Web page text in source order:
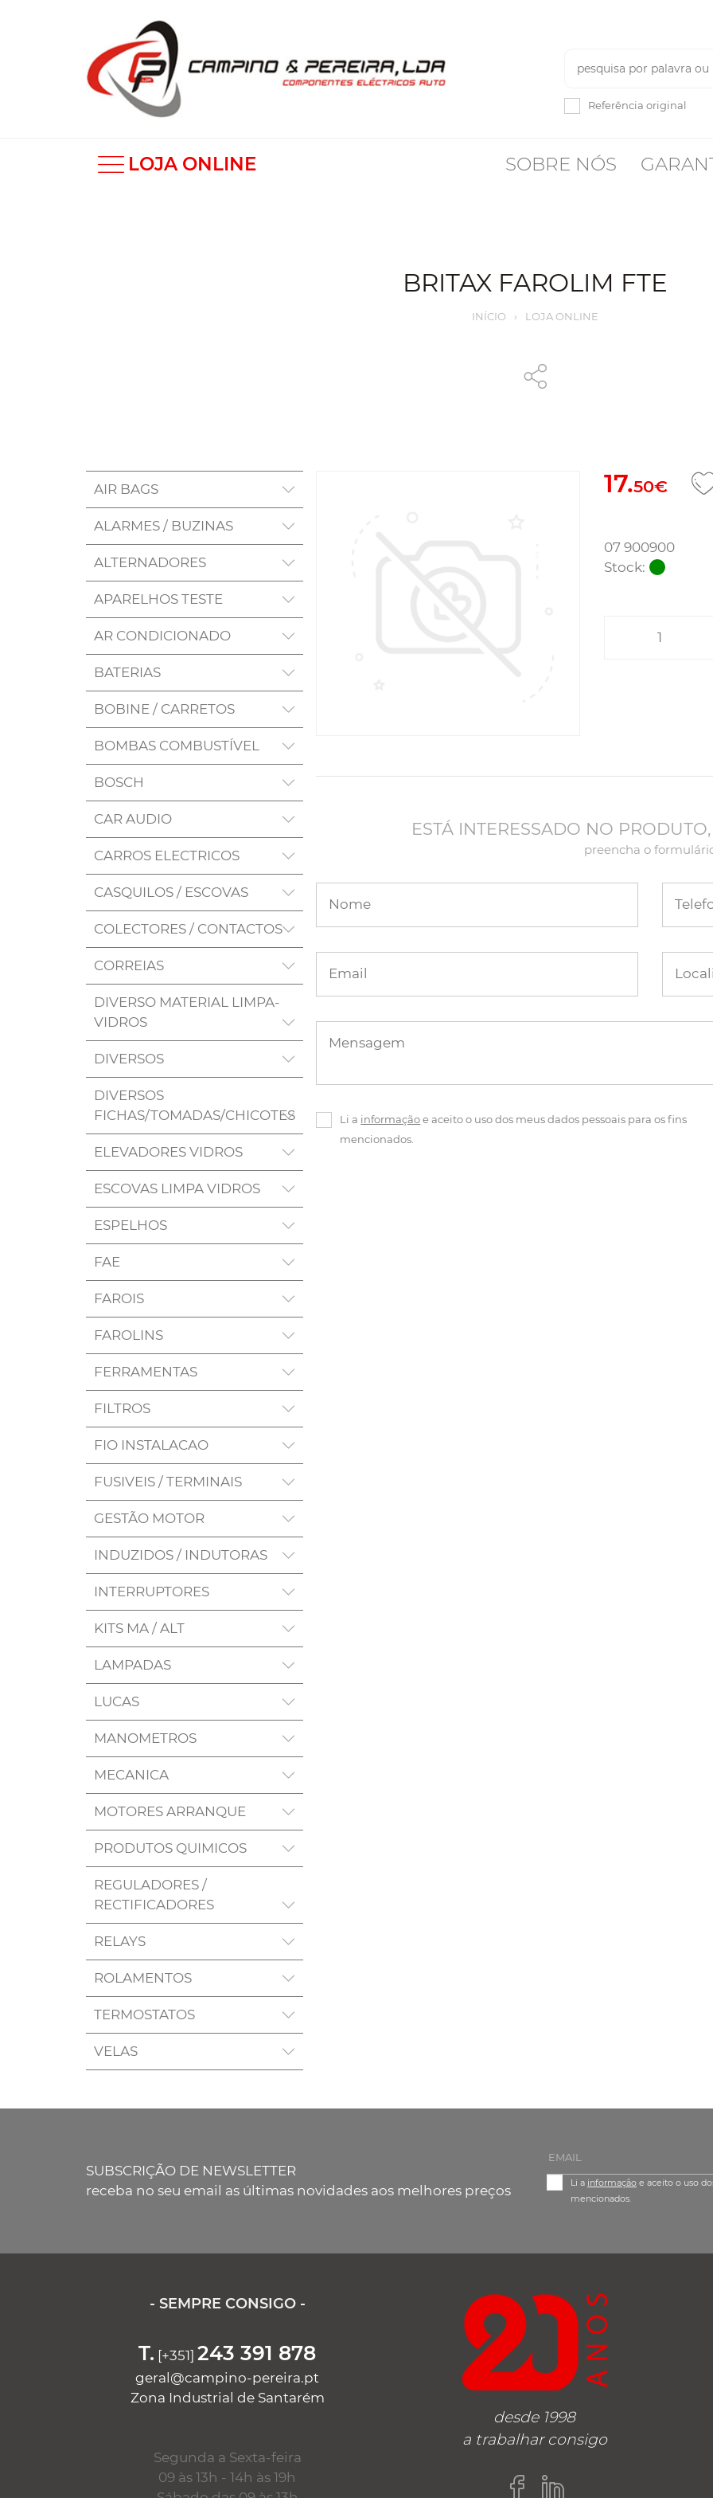
Referência original
LOJA ONLINE SOBRE NÓS
BRITAX FAROLIM FTE
INÍCIO › LOJA ONLINE
AIR BAGS
ALARMES / BUZINAS
ALTERNADORES
APARELHOS TESTE
AR CONDICIONADO
BATERIAS
BOBINE / CARRETOS
BOMBAS COMBUSTÍVEL
BOSCH
CAR AUDIO
CARROS ELECTRICOS
CASQUILOS / ESCOVAS
COLECTORES / CONTACTOS
CORREIAS
DIVERSO MATERIAL LIMPA-
VIDROS
DIVERSOS
DIVERSOS
FICHAS/TOMADAS/CHICOTES
ELEVADORES VIDROS
ESCOVAS LIMPA VIDROS
ESPELHOS
FAE
FAROIS
FAROLINS
FERRAMENTAS
FILTROS
FIO INSTALACAO
FUSIVEIS / TERMINAIS
GESTÃO MOTOR
INDUZIDOS / INDUTORAS
INTERRUPTORES
KITS MA / ALT
LAMPADAS
LUCAS
MANOMETROS
MECANICA
MOTORES ARRANQUE
PRODUTOS QUIMICOS
REGULADORES /
RECTIFICADORES
RELAYS
ROLAMENTOS
TERMOSTATOS
VELAS
17.50€
07 900900
Stock:
ESTÁ INTERESSADO NO
preencha o
Nome
Email
Mensagem
Li a informaçãoe aceito o uso dos meus dados pessoais para os fins
mencionados.
SUBSCRIÇÃO DE NEWSLETTER
receba no seu email as últimas novidades aos melhores preços
Li a informação e aceito o uso
mencionados.
- SEMPRE CONSIGO -
T. [+351]243 391 878
geral@campino-pereira.pt
Zona Industrial de Santarém
Segunda a Sexta-feira
09 às 13h - 14h às 19h
desde 1998
a trabalhar consigo